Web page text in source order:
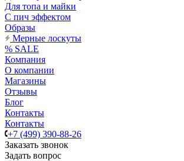
Для топа и майки
С пич эффектом
Образы
Мерные лоскуты
% SALE
Компания
О компании
Магазины
Отзывы
Блог
Контакты
Контакты
+7 (499) 390-88-26
Заказать звонок
Задать вопрос